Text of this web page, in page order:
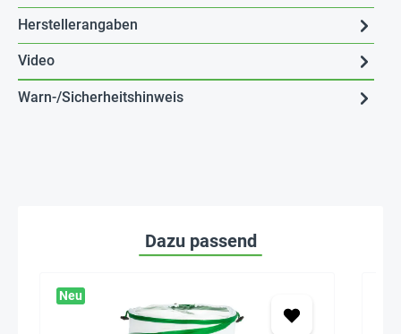
Herstellerangaben
Video
Warn-/Sicherheitshinweis
Dazu passend
Neu